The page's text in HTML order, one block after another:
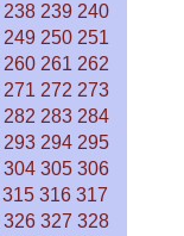
238 239 240
249 250 251
260 261 262
271 272 273
282 283 284
293 294 295
304 305 306
315 316 317
326 327 328